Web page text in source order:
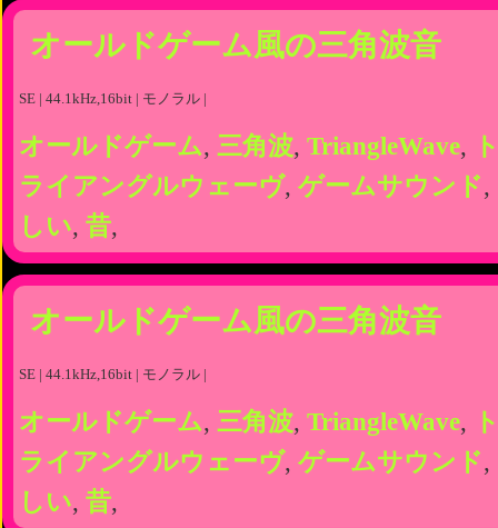
オールドゲーム風の三角波音
SE | 44.1kHz,16bit | モノラル |
オールドゲーム, 三角波, TriangleWave,
ライアングルウェーヴ, ゲームサウンド,
しい, 昔,
オールドゲーム風の三角波音
SE | 44.1kHz,16bit | モノラル |
オールドゲーム, 三角波, TriangleWave,
ライアングルウェーヴ, ゲームサウンド,
しい, 昔,